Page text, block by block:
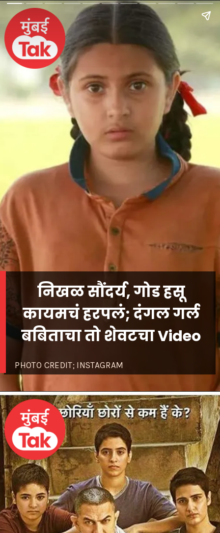
PHOTO CREDIT; INSTAGRAM
निखळ सौंदर्य, गोड हसू
कायमचं हरपलं; दंगल गर्ल
बबिताचा तो शेवटचा Video